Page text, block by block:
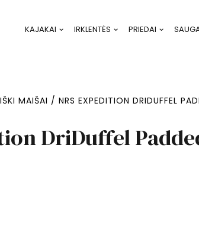
KAJAKAI IRKLENTĖS PRIEDAI
MAIŠAI / NRS EXPEDITION DRIDUFFEL
DriDuffel